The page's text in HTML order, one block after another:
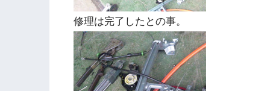
修理は完了したとの事。